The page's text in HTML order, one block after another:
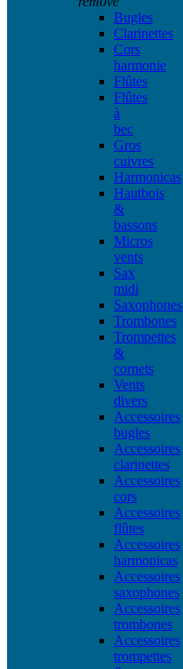
Bugles
Clarinettes
Cors
harmonie
Flûtes
Flûtes
à
bec
Gros
cuivres
Harmonicas
Hautbois
&
bassons
Micros
vents
Sax
midi
Saxophones
Trombones
Trompettes
&
cornets
Vents
divers
Accessoires
bugles
Accessoires
clarinettes
Accessoires
cors
Accessoires
flûtes
Accessoires
harmonicas
Accessoires
saxophones
Accessoires
trombones
Accessoires
trompettes